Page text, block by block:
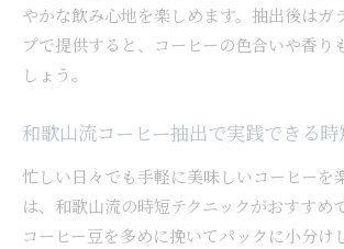
やかな飲み心地を楽しめます。抽出後はガ
プで提供すると、コーヒーの色合いや香り
しょう。
和歌山流コーヒー抽出で実践できる時
忙しい日々でも手軽に美味しいコーヒーを
は、和歌山流の時短テクニックがおすすめ
コーヒー豆を多めに挽いてパックに小分け